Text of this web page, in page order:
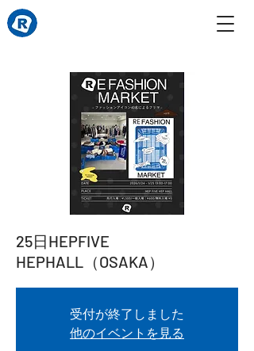
25日HEPFIVE
HEPHALL（OSAKA）
受付が終了しました
他のイベントを見る